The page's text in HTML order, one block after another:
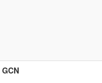
GCN